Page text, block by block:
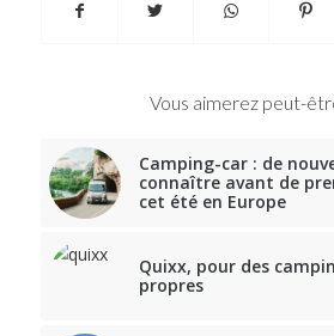
Vous aimerez peut-
Camping-car : de
connaître avant de
cet été en Europe
Quixx, pour des
propres